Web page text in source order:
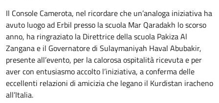
Il Console Camerota, nel ricordare che un’analoga iniziativa ha
avuto luogo ad Erbil presso la scuola Mar Qaradakh lo scorso
anno, ha ringraziato la Direttrice della scuola Pakiza Al
Zangana e il Governatore di Sulaymaniyah Haval Abubakir,
presente all’evento, per la calorosa ospitalità ricevuta e per
aver con entusiasmo accolto l’iniziativa, a conferma delle
eccellenti relazioni di amicizia che legano il Kurdistan iracheno
all’Italia.